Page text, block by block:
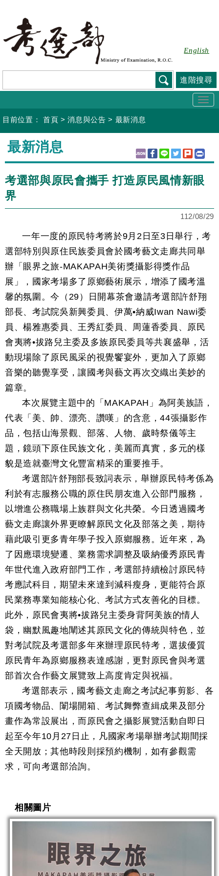
要
容
English
進階搜尋
目前位置： 首頁 >消息與公告 > 最新消息
:::
最新消息
考選部與原民會攜手 打造原民風情新眼
界
112/08/29
一年一度的原民特考將於9月2日至3日舉行，考
選部特別與原住民族委員會於國考藝文走廊共同舉
辦「眼界之旅-MAKAPAH美術獎攝影得獎作品
展」，國家考場多了原鄉藝術展示，增添了國考溫
馨的氛圍。今（29）日開幕茶會邀請考選部許舒翔
部長、考試院吳新興委員、伊萬•納威Iwan Nawi委
員、楊雅惠委員、王秀紅委員、周蓮香委員、原民
會夷將•拔路兒主委及多族原民委員等共襄盛舉，活
動現場除了原民風采的視覺饗宴外，更加入了原鄉
音樂的聽覺享受，讓國考與藝文再次交織出美妙的
篇章。
本次展覽主題中的「MAKAPAH」為阿美族語，
代表「美、帥、漂亮、讚嘆」的含意，44張攝影作
品，包括山海景觀、部落、人物、歲時祭儀等主
題，鏡頭下原住民族文化，美麗而真實，多元的樣
貌是造就臺灣文化豐富精采的重要推手。
考選部許舒翔部長致詞表示，舉辦原民特考係為
利於有志服務公職的原住民朋友進入公部門服務，
以增進公務職場上族群與文化共榮。今日透過國考
藝文走廊讓外界更瞭解原民文化及部落之美，期待
藉此吸引更多青年學子投入原鄉服務。近年來，為
了因應環境變遷、業務需求調整及吸納優秀原民青
年世代進入政府部門工作，考選部持續檢討原民特
考應試科目，期望未來達到減科瘦身，更能符合原
民業務專業知能核心化、考試方式友善化的目標。
此外，原民會夷將•拔路兒主委身背阿美族的情人
袋，幽默風趣地闡述其原民文化的傳統與特色，並
對考試院及考選部多年來辦理原民特考，選拔優質
原民青年為原鄉服務表達感謝，更對原民會與考選
部首次合作藝文展覽致上高度肯定與祝福。
考選部表示，國考藝文走廊之考試紀事剪影、各
項國考物品、闈場開箱、考試舞弊查緝成果及部分
畫作為常設展出，而原民會之攝影展覽活動自即日
起至今年10月27日止，凡國家考場舉辦考試期間採
全天開放；其他時段則採預約機制，如有參觀需
求，可向考選部洽詢。
相關圖片